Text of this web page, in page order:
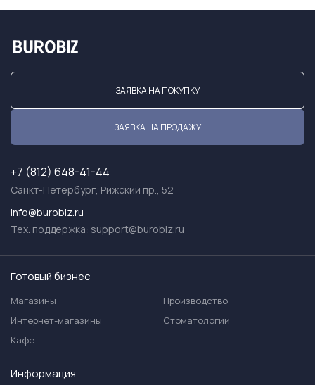
ЗАЯВКА НА ПОКУПКУ
ЗАЯВКА НА ПРОДАЖУ
+7 (812) 648-41-44
Санкт-Петербург, Рижский пр., 52
info@burobiz.ru
Тех. поддержка: support@burobiz.ru
Готовый бизнес
Магазины
Интернет-магазины
Кафе
Производство
Стоматологии
Информация